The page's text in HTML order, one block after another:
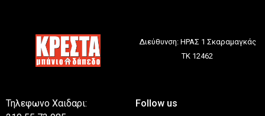
Διεύθυνση: ΗΡΑΣ 1 Σκαραμαγκάς
ΤΚ 12462
Τηλεφωνο Χαιδαρι:
Follow us